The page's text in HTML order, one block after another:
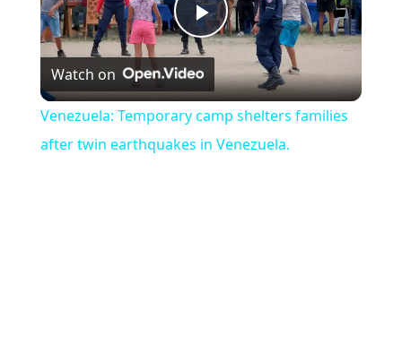
Play Video
Watch on
Venezuela: Temporary camp shelters families
after twin earthquakes in Venezuela.